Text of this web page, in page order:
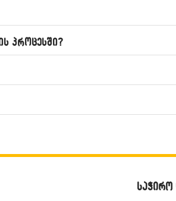
პროცესში?
საჭირო